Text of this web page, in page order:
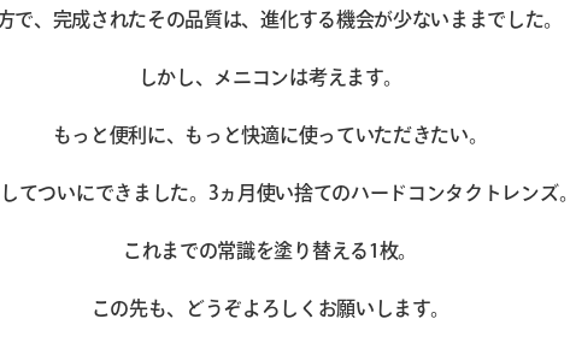
で、完成されたその品質は、進化する機会が少ないままでした。
しかし、メニコンは考えます。
もっと便利に、もっと快適に使っていただきたい。
てついにできました。 3ヵ月使い捨てのハードコンタクトレンズ。
これまでの常識を塗り替える1枚。
この先も、どうぞよろしくお願いします。